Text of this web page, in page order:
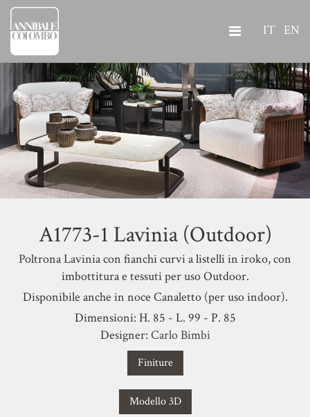
IT EN
A1773-1 Lavinia (Outdoor)
Poltrona Lavinia con fianchi curvi a listelli in iroko, con
imbottitura e tessuti per uso Outdoor.
Disponibile anche in noce Canaletto (per uso indoor).
Dimensioni: H. 85 - L. 99 - P. 85
Designer: Carlo Bimbi
Finiture
Modello 3D